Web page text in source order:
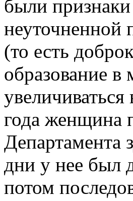
были
неуточненной
(то есть
образование
года женщина
Департамента
дни у нее был
потом